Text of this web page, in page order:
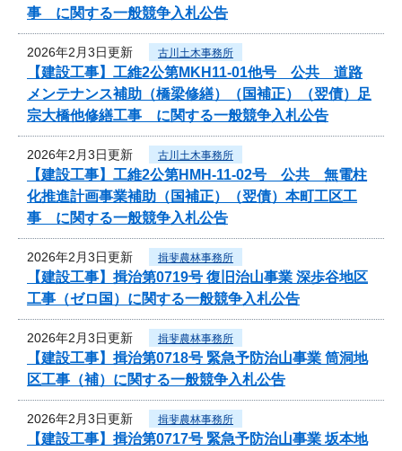
事 に関する一般競争入札公告
2026年2月3日更新 古川土木事務所
【建設工事】工維2公第MKH11-01他号 公共 道路
メンテナンス補助（橋梁修繕）（国補正）（翌債）足
宗大橋他修繕工事 に関する一般競争入札公告
2026年2月3日更新 古川土木事務所
【建設工事】工維2公第HMH-11-02号 公共 無電柱
化推進計画事業補助（国補正）（翌債）本町工区工
事 に関する一般競争入札公告
2026年2月3日更新 揖斐農林事務所
【建設工事】揖治第0719号 復旧治山事業 深歩谷地区
工事（ゼロ国）に関する一般競争入札公告
2026年2月3日更新 揖斐農林事務所
【建設工事】揖治第0718号 緊急予防治山事業 筒洞地
区工事（補）に関する一般競争入札公告
2026年2月3日更新 揖斐農林事務所
【建設工事】揖治第0717号 緊急予防治山事業 坂本地